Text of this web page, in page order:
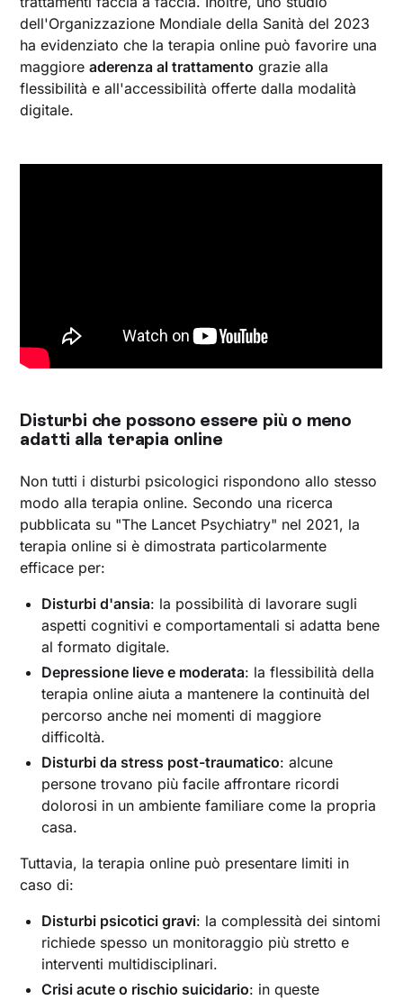
dell'Organizzazione Mondiale della Sanità del 2023
ha evidenziato che la terapia online può favorire una
maggioreaderenza al trattamento grazie alla
flessibilità e all'accessibilità offerte dalla modalità
digitale.
Disturbi che possono essere più o meno
adatti alla terapia online
Non tutti i disturbi psicologici rispondono allo stesso
modo alla terapia online. Secondo una ricerca
pubblicata su "The Lancet Psychiatry" nel 2021, la
terapia online si è dimostrata particolarmente
efficace per:
Disturbi d'ansia: la possibilità di lavorare sugli
aspetti cognitivi e comportamentali si adatta bene
al formato digitale.
Depressione lieve e moderata: la flessibilità della
terapia online aiuta a mantenere la continuità del
percorso anche nei momenti di maggiore
difficoltà.
Disturbi da stress post-traumatico: alcune
persone trovano più facile affrontare ricordi
dolorosi in un ambiente familiare come la propria
casa.
Tuttavia, la terapia online può presentare limiti in
caso di:
Disturbi psicotici gravi: la complessità dei sintomi
richiede spesso un monitoraggio più stretto e
interventi multidisciplinari.
Crisi acute o rischio suicidario: in queste